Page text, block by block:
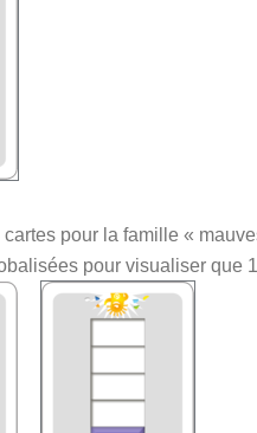
pour la famille «
pour visualiser que